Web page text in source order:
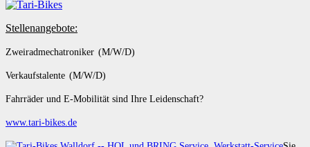
Stellenangebote:
Zweiradmechatroniker (M/W/D)
Verkaufstalente (M/W/D)
Fahrräder und E-Mobilität sind Ihre Leidenschaft?
www.tari-bikes.de